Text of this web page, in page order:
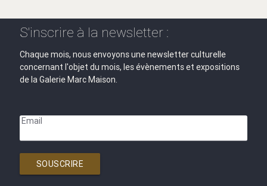
S'inscrire à la newsletter :
Chaque mois, nous envoyons une newsletter culturelle
concernant l'objet du mois, les évènements et expositions
de la Galerie Marc Maison.
Email
SOUSCRIRE